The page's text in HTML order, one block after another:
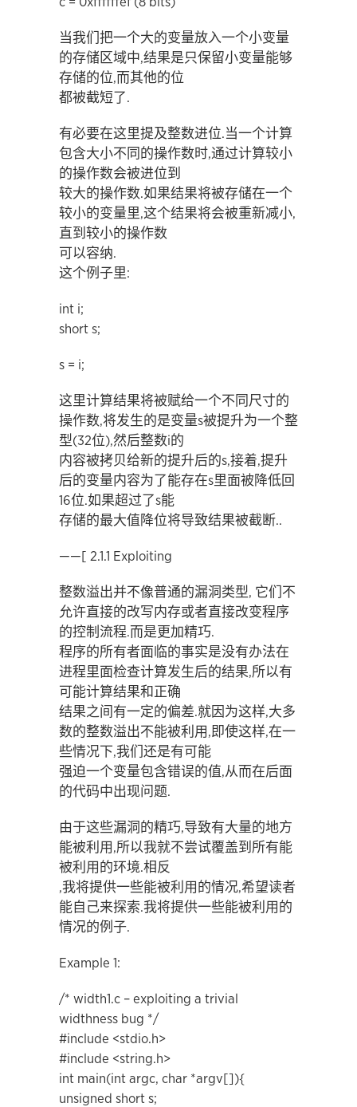
当我们把一个大的变量放入一个小变量
的存储区域中,结果是只保留小变量能够
存储的位,而其他的位
都被截短了.
有必要在这里提及整数进位.当一个计算
包含大小不同的操作数时,通过计算较小
的操作数会被进位到
较大的操作数.如果结果将被存储在一个
较小的变量里,这个结果将会被重新减小,
直到较小的操作数
可以容纳.
这个例子里:
int i;
short s;
s = i;
这里计算结果将被赋给一个不同尺寸的
操作数,将发生的是变量s被提升为一个整
型(32位),然后整数i的
内容被拷贝给新的提升后的s,接着,提升
后的变量内容为了能存在s里面被降低回
16位.如果超过了s能
存储的最大值降位将导致结果被截断..
——[ 2.1.1 Exploiting
整数溢出并不像普通的漏洞类型, 它们不
允许直接的改写内存或者直接改变程序
的控制流程.而是更加精巧.
程序的所有者面临的事实是没有办法在
进程里面检查计算发生后的结果,所以有
可能计算结果和正确
结果之间有一定的偏差.就因为这样,大多
数的整数溢出不能被利用,即使这样,在一
些情况下,我们还是有可能
强迫一个变量包含错误的值,从而在后面
的代码中出现问题.
由于这些漏洞的精巧,导致有大量的地方
能被利用,所以我就不尝试覆盖到所有能
被利用的环境.相反
,我将提供一些能被利用的情况,希望读者
能自己来探索.我将提供一些能被利用的
情况的例子.
Example 1:
/* width1.c – exploiting a trivial
widthness bug */
#include <stdio.h>
#include <string.h>
int main(int argc, char *argv[]){
unsigned short s;